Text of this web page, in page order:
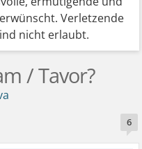
Verletzende
nicht erlaubt.
/ Tavor?
6